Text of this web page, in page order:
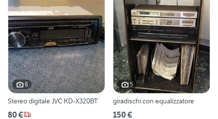
6
Stereo digitale JVC KD-X320BT
80 €
5
giradischi con equalizzatore
150 €